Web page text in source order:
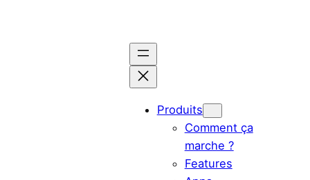
Produits
Comment ça
marche ?
Features